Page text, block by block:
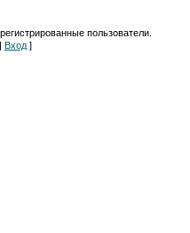
пользователи.
| Вход ]